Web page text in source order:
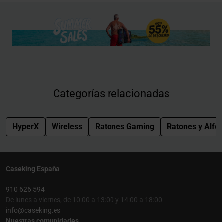
Categorías relacionadas
HyperX Wireless Ratones Gaming Ratones y
Caseking España
910 626 594
De lunes a viernes, de 10:00 a 13:00 y 14:00 a 18:00
info@caseking.es
Nuestras comunidades